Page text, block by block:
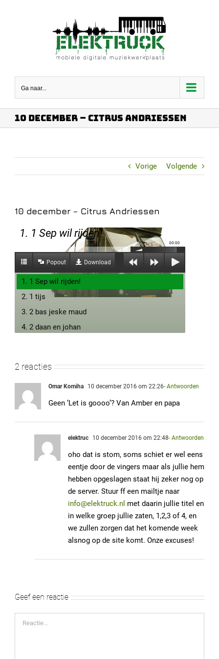
Ga naar...
10 december – Citrus Andriessen
Vorige Volgende
10 december – Citrus Andriessen
1. 1 Sep wil rijden!
00:00
Popout Download
1. 1 Sep wil rijden!
2. 1 tijs
3. 2 bas jeske maud
4. 2 daan en johan
7. 1MaartendeCock met welkom allemaal
8. 2mika en rick
9. 2annemijnenmariekedecoolste
11. 2senna en luca
12. 3 Lien en Franske
13. 2minecraft
14. 3 linda en thomas
15. 3 Diana en Jim
17. 3 Maria en Daniella
18. 4 Ariel en mama
22. Untitled
23. Lotte en Martijn
2 reacties
Omar Komiha 10 december 2016 om 22:26- Antwoorden
Geen ‘Let is goooo’? Van Amber en papa
elektruc 10 december 2016 om 22:48- Antwoorden
oho dat is stom, soms schiet er wel eens
eentje door de vingers maar als jullie hem
hebben opgeslagen staat hij zeker nog op
de server. Stuur ff een mailtje naar
info@elektruck.nl met daarin jullie titel en
in welke groep jullie zaten, 1,2,3 of 4, en
we zullen zorgen dat het komende week
alsnog op de site komt. Onze excuses!
Geef een reactie